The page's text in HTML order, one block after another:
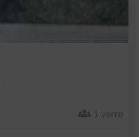
1 verre